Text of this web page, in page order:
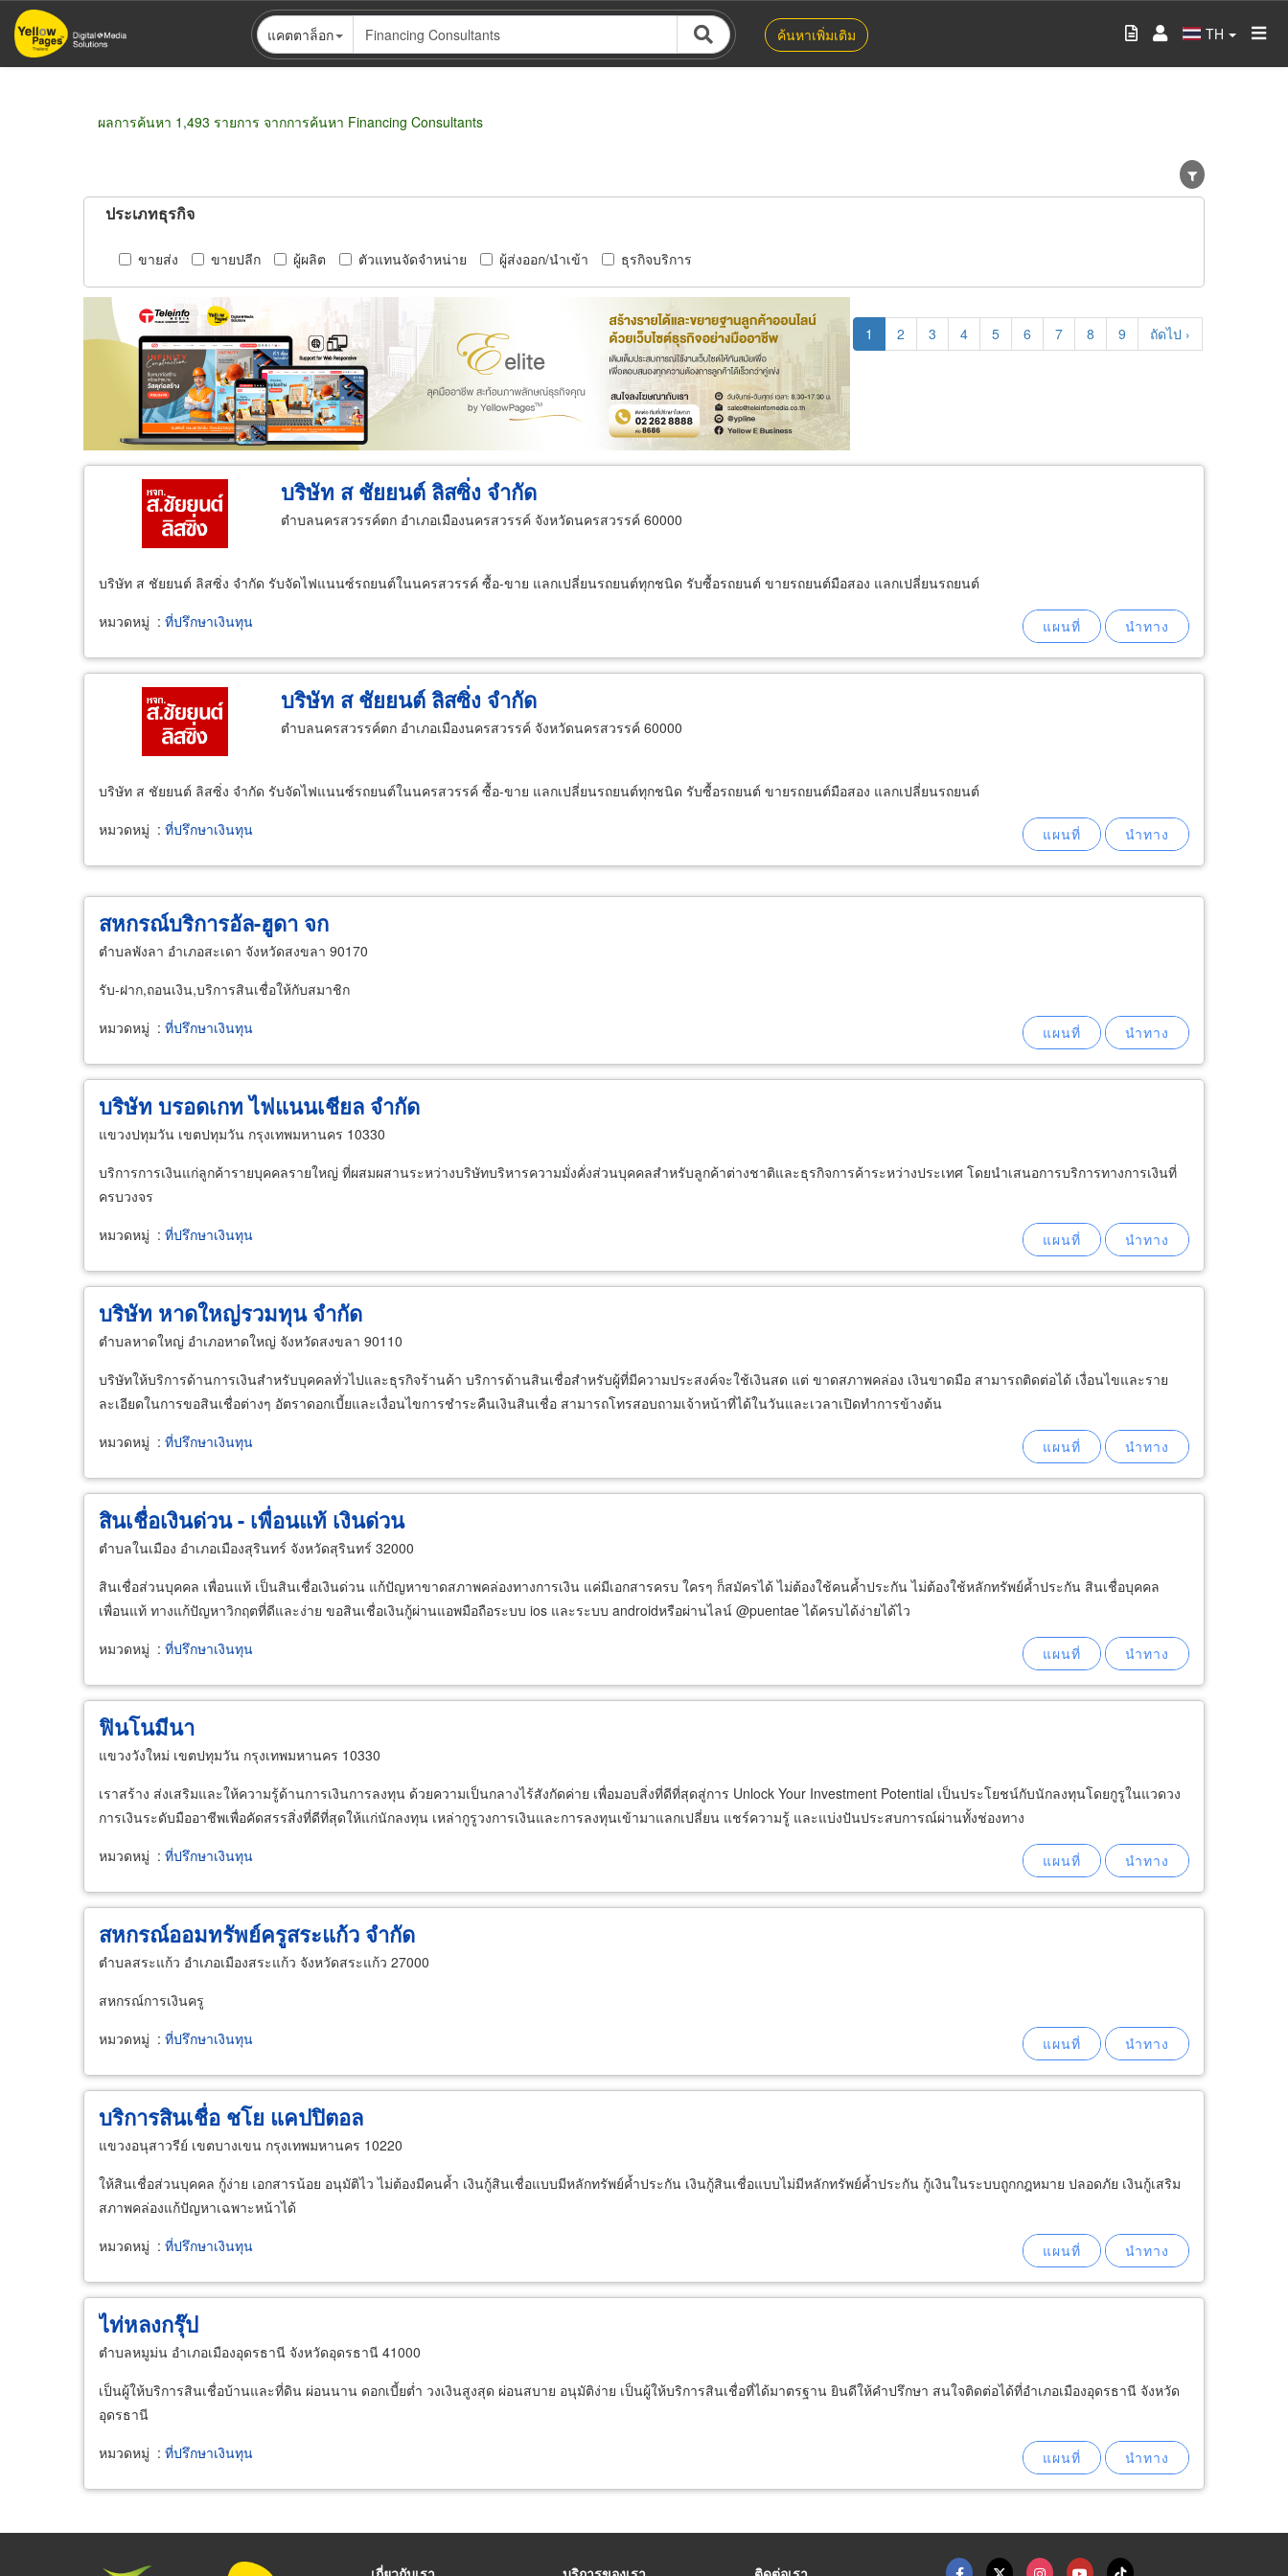
ข้าม
ไป
แคตตาล็อก ค้นหาเพิ่มเติม TH
ผลการค้นหา 1,493 รายการ จากการค้นหา Financing Consultants
ประเภทธุรกิจ
ขายส่ง ขายปลีก ผู้ผลิต ตัวแทนจัดจำหน่าย ผู้ส่งออก/นำเข้า ธุรกิจบริการ
บริษัท ส ชัยยนต์ ลิสซิ่ง จำกัด
ตำบลนครสวรรค์ตก อำเภอเมืองนครสวรรค์ จังหวัดนครสวรรค์ 60000
บริษัท ส ชัยยนต์ ลิสซิ่ง จำกัด รับจัดไฟแนนซ์รถยนต์ในนครสวรรค์ ซื้อ-ขาย แลกเปลี่ยนรถยนต์ทุกชนิด รับซื้อรถยนต์ ขายรถยนต์มือสอง แลกเปลี่ยนรถยนต์
หมวดหมู่ : ที่ปรึกษาเงินทุน
บริษัท ส ชัยยนต์ ลิสซิ่ง จำกัด
ตำบลนครสวรรค์ตก อำเภอเมืองนครสวรรค์ จังหวัดนครสวรรค์ 60000
บริษัท ส ชัยยนต์ ลิสซิ่ง จำกัด รับจัดไฟแนนซ์รถยนต์ในนครสวรรค์ ซื้อ-ขาย แลกเปลี่ยนรถยนต์ทุกชนิด รับซื้อรถยนต์ ขายรถยนต์มือสอง แลกเปลี่ยนรถยนต์
หมวดหมู่ : ที่ปรึกษาเงินทุน
สหกรณ์บริการอัล-ฮูดา จก
ตำบลพังลา อำเภอสะเดา จังหวัดสงขลา 90170
รับ-ฝาก,ถอนเงิน,บริการสินเชื่อให้กับสมาชิก
หมวดหมู่ : ที่ปรึกษาเงินทุน
บริษัท บรอดเกท ไฟแนนเชียล จำกัด
แขวงปทุมวัน เขตปทุมวัน กรุงเทพมหานคร 10330
บริการการเงินแก่ลูกค้ารายบุคคลรายใหญ่ ที่ผสมผสานระหว่างบริษัทบริหารความมั่งคั่งส่วนบุคคลสำหรับลูกค้าต่างชาติและธุรกิจการค้าระหว่างประเทศ โดยนำเสนอการบริการทางการเงินที่
ครบวงจร
หมวดหมู่ : ที่ปรึกษาเงินทุน
บริษัท หาดใหญ่รวมทุน จำกัด
ตำบลหาดใหญ่ อำเภอหาดใหญ่ จังหวัดสงขลา 90110
บริษัทให้บริการด้านการเงินสำหรับบุคคลทั่วไปและธุรกิจร้านค้า บริการด้านสินเชื่อสำหรับผู้ที่มีความประสงค์จะใช้เงินสด แต่ ขาดสภาพคล่อง เงินขาดมือ สามารถติดต่อได้ เงื่อนไขและราย
ละเอียดในการขอสินเชื่อต่างๆ อัตราดอกเบี้ยและเงื่อนไขการชำระคืนเงินสินเชื่อ สามารถโทรสอบถามเจ้าหน้าที่ได้ในวันและเวลาเปิดทำการข้างต้น
หมวดหมู่ : ที่ปรึกษาเงินทุน
สินเชื่อเงินด่วน - เพื่อนแท้ เงินด่วน
ตำบลในเมือง อำเภอเมืองสุรินทร์ จังหวัดสุรินทร์ 32000
สินเชื่อส่วนบุคคล เพื่อนแท้ เป็นสินเชื่อเงินด่วน แก้ปัญหาขาดสภาพคล่องทางการเงิน แค่มีเอกสารครบ ใครๆ ก็สมัครได้ ไม่ต้องใช้คนค้ำประกัน ไม่ต้องใช้หลักทรัพย์ค้ำประกัน สินเชื่อบุคคล
เพื่อนแท้ ทางแก้ปัญหาวิกฤตที่ดีและง่าย ขอสินเชื่อเงินกู้ผ่านแอพมือถือระบบ ios และระบบ androidหรือผ่านไลน์ @puentae ได้ครบได้ง่ายได้ไว
หมวดหมู่ : ที่ปรึกษาเงินทุน
ฟินโนมีนา
แขวงวังใหม่ เขตปทุมวัน กรุงเทพมหานคร 10330
เราสร้าง ส่งเสริมและให้ความรู้ด้านการเงินการลงทุน ด้วยความเป็นกลางไร้สังกัดค่าย เพื่อมอบสิ่งที่ดีที่สุดสู่การ Unlock Your Investment Potential เป็นประโยชน์กับนักลงทุนโดยกูรูในแวดวง
การเงินระดับมืออาชีพเพื่อคัดสรรสิ่งที่ดีที่สุดให้แก่นักลงทุน เหล่ากูรูวงการเงินและการลงทุนเข้ามาแลกเปลี่ยน แชร์ความรู้ และแบ่งปันประสบการณ์ผ่านทั้งช่องทาง
หมวดหมู่ : ที่ปรึกษาเงินทุน
สหกรณ์ออมทรัพย์ครูสระแก้ว จำกัด
ตำบลสระแก้ว อำเภอเมืองสระแก้ว จังหวัดสระแก้ว 27000
สหกรณ์การเงินครู
หมวดหมู่ : ที่ปรึกษาเงินทุน
บริการสินเชื่อ ชโย แคปปิตอล
แขวงอนุสาวรีย์ เขตบางเขน กรุงเทพมหานคร 10220
ให้สินเชื่อส่วนบุคคล กู้ง่าย เอกสารน้อย อนุมัติไว ไม่ต้องมีคนค้ำ เงินกู้สินเชื่อแบบมีหลักทรัพย์ค้ำประกัน เงินกู้สินเชื่อแบบไม่มีหลักทรัพย์ค้ำประกัน กู้เงินในระบบถูกกฎหมาย ปลอดภัย เงินกู้เสริม
สภาพคล่องแก้ปัญหาเฉพาะหน้าได้
หมวดหมู่ : ที่ปรึกษาเงินทุน
ไท่หลงกรุ๊ป
ตำบลหมูม่น อำเภอเมืองอุดรธานี จังหวัดอุดรธานี 41000
เป็นผู้ให้บริการสินเชื่อบ้านและที่ดิน ผ่อนนาน ดอกเบี้ยต่ำ วงเงินสูงสุด ผ่อนสบาย อนุมัติง่าย เป็นผู้ให้บริการสินเชื่อที่ได้มาตรฐาน ยินดีให้คำปรึกษา สนใจติดต่อได้ที่อำเภอเมืองอุดรธานี จังหวัด
อุดรธานี
หมวดหมู่ : ที่ปรึกษาเงินทุน
Pagination
Current
page
1 Page
2 Page
3 Page
4 Page
5 Page
6 Page
7 Page
8 Page
9
Next
page
ถัดไป ›